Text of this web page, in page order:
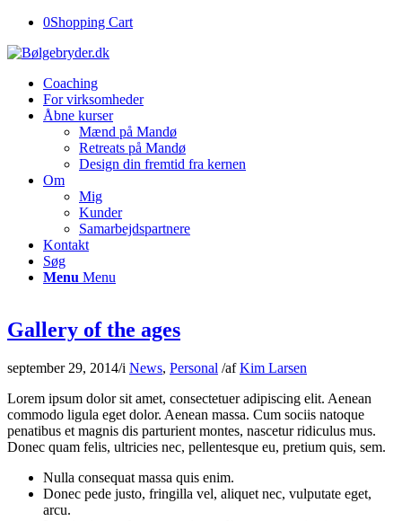
0Shopping Cart
Coaching
For virksomheder
Åbne kurser
Mænd på Mandø
Retreats på Mandø
Design din fremtid fra kernen
Om
Mig
Kunder
Samarbejdspartnere
Kontakt
Søg
Menu Menu
Gallery of the ages
september 29, 2014/i News, Personal /afKim Larsen
Lorem ipsum dolor sit amet, consectetuer adipiscing elit. Aenean
commodo ligula eget dolor. Aenean massa. Cum sociis natoque
penatibus et magnis dis parturient montes, nascetur ridiculus mus.
Donec quam felis, ultricies nec, pellentesque eu, pretium quis, sem.
Nulla consequat massa quis enim.
Donec pede justo, fringilla vel, aliquet nec, vulputate eget,
arcu.